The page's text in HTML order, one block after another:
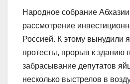
Народное собрание
рассмотрение
Россией. К этому вынудили
протесты, прорыв к зданию
забрасывание депутатов
несколько выстрелов в